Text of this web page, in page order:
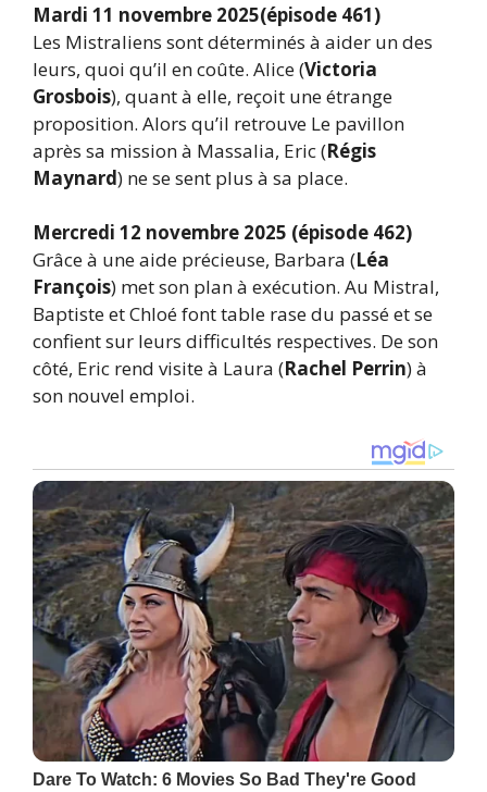
Mardi 11 novembre 2025(épisode 461)
Les Mistraliens sont déterminés à aider un des
leurs, quoi qu’il en coûte. Alice (Victoria
Grosbois), quant à elle, reçoit une étrange
proposition. Alors qu’il retrouve Le pavillon
après sa mission à Massalia, Eric (Régis
Maynard) ne se sent plus à sa place.
Mercredi 12 novembre 2025 (épisode 462)
Grâce à une aide précieuse, Barbara (Léa
François) met son plan à exécution. Au Mistral,
Baptiste et Chloé font table rase du passé et se
confient sur leurs difficultés respectives. De son
côté, Eric rend visite à Laura (Rachel Perrin) à
son nouvel emploi.